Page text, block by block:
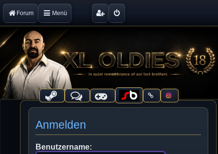
Forum Menü
Anmelden
Benutzername: